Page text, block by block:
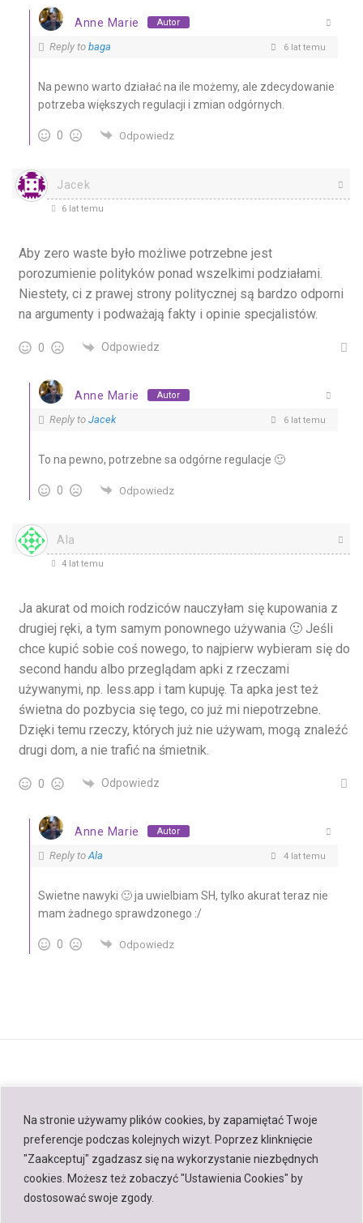
Na stronie używamy plików cookies, by zapamiętać Twoje
preferencje podczas kolejnych wizyt. Poprzez klinknięcie
"Zaakceptuj" zgadzasz się na wykorzystanie niezbędnych
cookies. Możesz też zobaczyć "Ustawienia Cookies" by
dostosować swoje zgody.
Anne Marie Autor
Reply to baga 6 lat temu
Na pewno warto działać na ile możemy, ale zdecydowanie
potrzeba większych regulacji i zmian odgórnych.
0 Odpowiedz
Jacek
6 lat temu
Aby zero waste było możliwe potrzebne jest
porozumienie polityków ponad wszelkimi podziałami.
Niestety, ci z prawej strony politycznej są bardzo odporni
na argumenty i podważają fakty i opinie specjalistów.
0 Odpowiedz
Anne Marie Autor
Reply to Jacek 6 lat temu
To na pewno, potrzebne sa odgórne regulacje 🙂
0 Odpowiedz
Ala
4 lat temu
Ja akurat od moich rodziców nauczyłam się kupowania z
drugiej ręki, a tym samym ponownego używania 🙂 Jeśli
chce kupić sobie coś nowego, to najpierw wybieram się do
second handu albo przeglądam apki z rzeczami
używanymi, np. less.app i tam kupuję. Ta apka jest też
świetna do pozbycia się tego, co już mi niepotrzebne.
Dzięki temu rzeczy, których już nie używam, mogą znaleźć
drugi dom, a nie trafić na śmietnik.
0 Odpowiedz
Anne Marie Autor
Reply toAla 4 lat temu
Swietne nawyki 🙂 ja uwielbiam SH, tylko akurat teraz nie
mam żadnego sprawdzonego :/
0 Odpowiedz
Back to top
Mobile Desktop